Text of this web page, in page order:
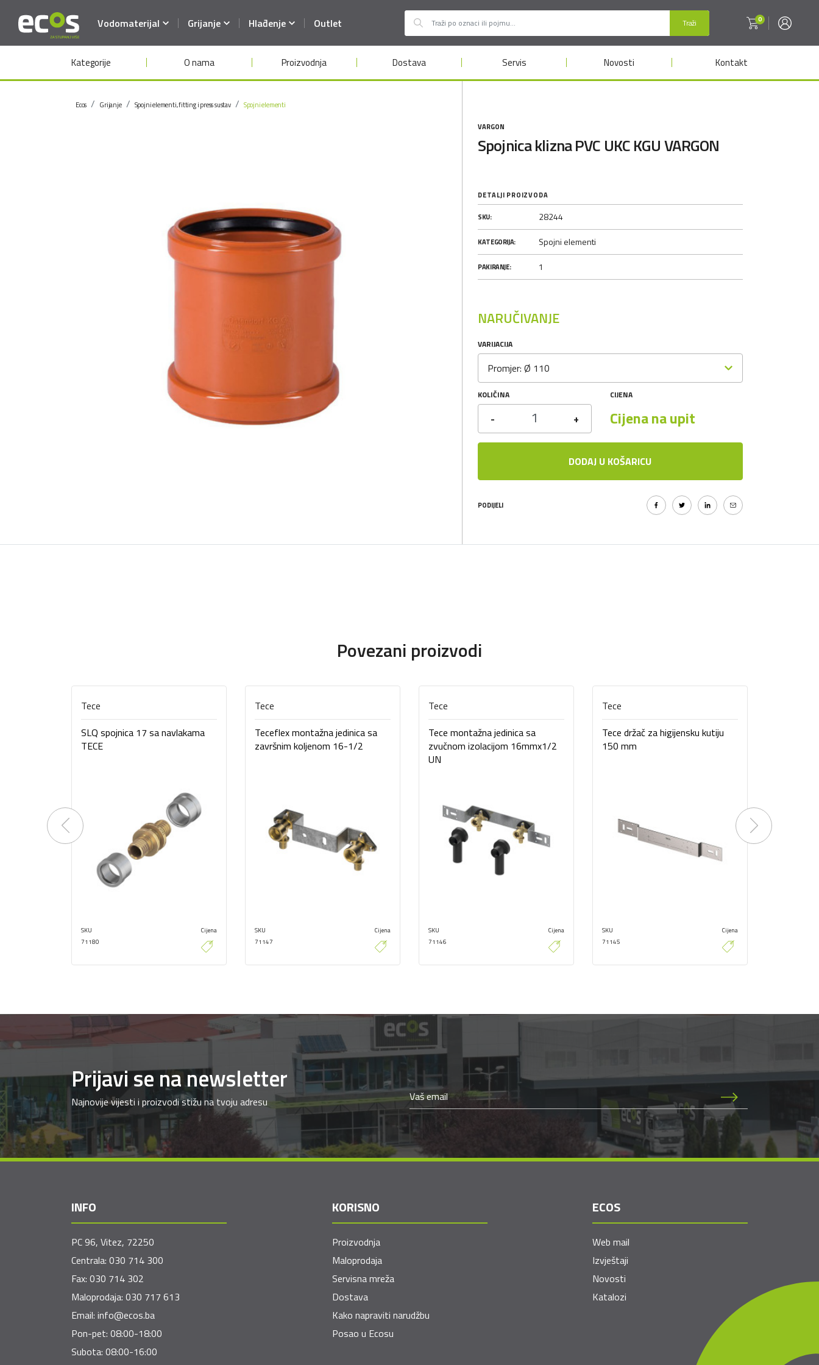
Traži 0
Vodomaterijal Grijanje Hlađenje Outlet
Kategorije O nama Proizvodnja Dostava Servis Novosti Kontakt
Ecos Grijanje Spojni elementi, fitting i press sustav Spojni elementi
VARGON
Spojnica klizna PVC UKC KGU VARGON
DETALJI PROIZVODA
SKU: 28244
KATEGORIJA: Spojni elementi
PAKIRANJE: 1
NARUČIVANJE
VARIJACIJA
Promjer: Ø 110
KOLIČINA
- +
CIJENA
Cijena na upit
DODAJ U KOŠARICU
PODIJELI
Povezani proizvodi
Tece
SLQ spojnica 17 sa navlakama
TECE
SKU
71180
Cijena
Tece
Teceflex montažna jedinica sa
završnim koljenom 16-1/2
SKU
71147
Cijena
Tece
Tece montažna jedinica sa
zvučnom izolacijom 16mmx1/2
UN
SKU
71146
Cijena
Tece
Tece držač za higijensku kutiju
150 mm
SKU
71145
Cijena
Previous Next
Prijavi se na newsletter
Najnovije vijesti i proizvodi stižu na tvoju adresu
INFO
PC 96, Vitez, 72250
Centrala: 030 714 300
Fax: 030 714 302
Maloprodaja: 030 717 613
Email: info@ecos.ba
Pon-pet: 08:00-18:00
Subota: 08:00-16:00
KORISNO
Proizvodnja
Maloprodaja
Servisna mreža
Dostava
Kako napraviti narudžbu
Posao u Ecosu
ECOS
Web mail
Izvještaji
Novosti
Katalozi